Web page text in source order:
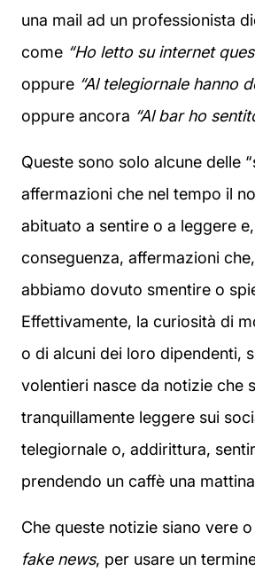
una mail ad un professionista
come “Ho letto su internet
oppure “Al telegiornale hanno
oppure ancora “Al bar ho
Queste sono solo alcune delle
affermazioni che nel tempo il
abituato a sentire o a leggere
conseguenza, affermazioni
abbiamo dovuto smentire o
Effettivamente, la curiosità di
o di alcuni dei loro dipendenti,
volentieri nasce da notizie che
tranquillamente leggere sui
telegiornale o, addirittura,
prendendo un caffè una
Che queste notizie siano vere
fake news, per usare un